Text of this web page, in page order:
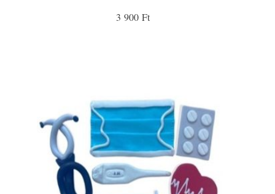
3 900 Ft